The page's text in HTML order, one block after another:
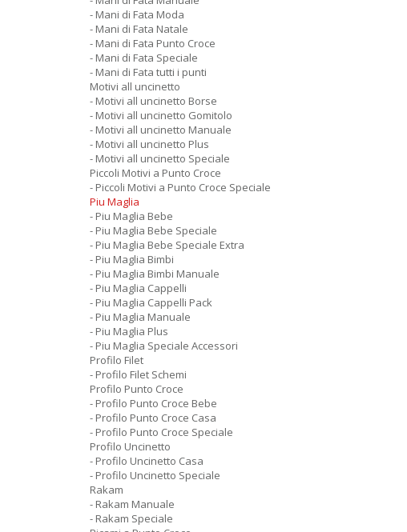
- Mani di Fata Moda
- Mani di Fata Natale
- Mani di Fata Punto Croce
- Mani di Fata Speciale
- Mani di Fata tutti i punti
Motivi all uncinetto
- Motivi all uncinetto Borse
- Motivi all uncinetto Gomitolo
- Motivi all uncinetto Manuale
- Motivi all uncinetto Plus
- Motivi all uncinetto Speciale
Piccoli Motivi a Punto Croce
- Piccoli Motivi a Punto Croce Speciale
Piu Maglia
- Piu Maglia Bebe
- Piu Maglia Bebe Speciale
- Piu Maglia Bebe Speciale Extra
- Piu Maglia Bimbi
- Piu Maglia Bimbi Manuale
- Piu Maglia Cappelli
- Piu Maglia Cappelli Pack
- Piu Maglia Manuale
- Piu Maglia Plus
- Piu Maglia Speciale Accessori
Profilo Filet
- Profilo Filet Schemi
Profilo Punto Croce
- Profilo Punto Croce Bebe
- Profilo Punto Croce Casa
- Profilo Punto Croce Speciale
Profilo Uncinetto
- Profilo Uncinetto Casa
- Profilo Uncinetto Speciale
Rakam
- Rakam Manuale
- Rakam Speciale